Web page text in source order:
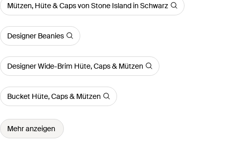
Mützen, Hüte & Caps von Stone Island in Schwarz
Designer Beanies
Designer Wide-Brim Hüte, Caps & Mützen
Bucket Hüte, Caps & Mützen
Mehr anzeigen